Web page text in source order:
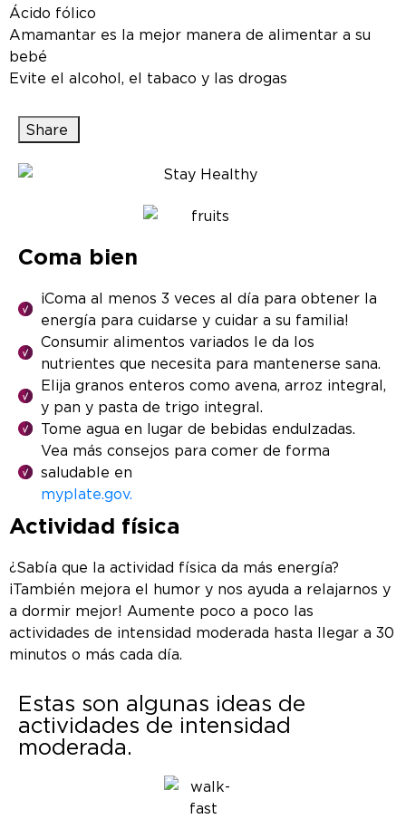
Ácido fólico
Amamantar es la mejor manera de alimentar a su
bebé
Evite el alcohol, el tabaco y las drogas
Share
Coma bien
¡Coma al menos 3 veces al día para obtener la
energía para cuidarse y cuidar a su familia!
Consumir alimentos variados le da los
nutrientes que necesita para mantenerse sana.
Elija granos enteros como avena, arroz integral,
y pan y pasta de trigo integral.
Tome agua en lugar de bebidas endulzadas.
Vea más consejos para comer de forma
saludable en
myplate.gov.
Actividad física
¿Sabía que la actividad física da más energía?
¡También mejora el humor y nos ayuda a relajarnos y
a dormir mejor! Aumente poco a poco las
actividades de intensidad moderada hasta llegar a 30
minutos o más cada día.
Estas son algunas ideas de
actividades de intensidad
moderada.